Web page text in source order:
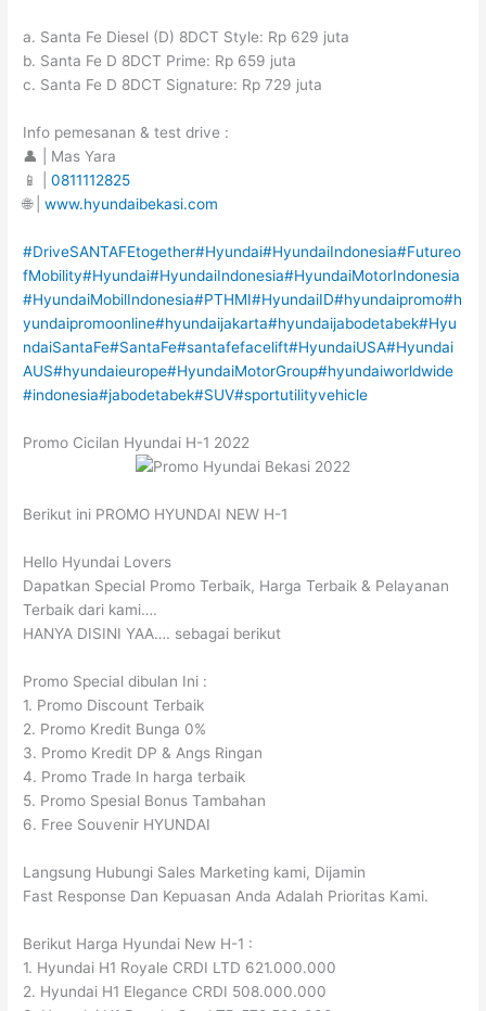
a. Santa Fe Diesel (D) 8DCT Style: Rp 629 juta
b. Santa Fe D 8DCT Prime: Rp 659 juta
c. Santa Fe D 8DCT Signature: Rp 729 juta
Info pemesanan & test drive :
👤 | Mas Yara
📱 |0811112825
🌐 |www.hyundaibekasi.com
#DriveSANTAFEtogether#Hyundai#HyundaiIndonesia#Futureo
fMobility#Hyundai#HyundaiIndonesia#HyundaiMotorIndonesia
#HyundaiMobilIndonesia#PTHMI#HyundaiID#hyundaipromo#h
yundaipromoonline#hyundaijakarta#hyundaijabodetabek#Hyu
ndaiSantaFe#SantaFe#santafefacelift#HyundaiUSA#Hyundai
AUS#hyundaieurope#HyundaiMotorGroup#hyundaiworldwide
#indonesia#jabodetabek#SUV#sportutilityvehicle
Promo Cicilan Hyundai H-1 2022
Berikut ini PROMO HYUNDAI NEW H-1
Hello Hyundai Lovers
Dapatkan Special Promo Terbaik, Harga Terbaik & Pelayanan
Terbaik dari kami….
HANYA DISINI YAA…. sebagai berikut
Promo Special dibulan Ini :
1. Promo Discount Terbaik
2. Promo Kredit Bunga 0%
3. Promo Kredit DP & Angs Ringan
4. Promo Trade In harga terbaik
5. Promo Spesial Bonus Tambahan
6. Free Souvenir HYUNDAI
Langsung Hubungi Sales Marketing kami, Dijamin
Fast Response Dan Kepuasan Anda Adalah Prioritas Kami.
Berikut Harga Hyundai New H-1 :
1. Hyundai H1 Royale CRDI LTD 621.000.000
2. Hyundai H1 Elegance CRDI 508.000.000